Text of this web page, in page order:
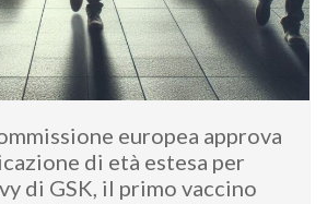
europea approva
di età estesa per
di GSK, il primo vaccino